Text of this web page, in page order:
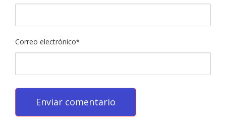
Correo electrónico*